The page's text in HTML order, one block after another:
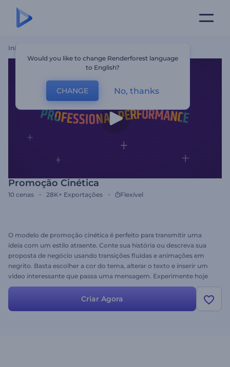
Início
Promoção Cinética
10 cenas 28K+ Exportações Flexível
O modelo de promoção cinética é perfeito para transmitir uma
ideia com um estilo atraente. Conte sua história ou descreva sua
proposta de negócio usando transições fluidas e animações em
negrito. Basta escolher a cor do tema, alterar o texto e inserir um
vídeo interessante que passa uma mensagem. Experimente hoje
gratuitamente!
Criar Agora
Would you like to change Renderforest language
to English?
CHANGE No, thanks